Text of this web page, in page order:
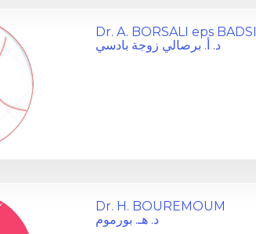
Dr. A. BORSALI eps BADSI
د. أ. برصالي زوجة بادسي
Dr. H. BOUREMOUM
د. هـ. بورموم